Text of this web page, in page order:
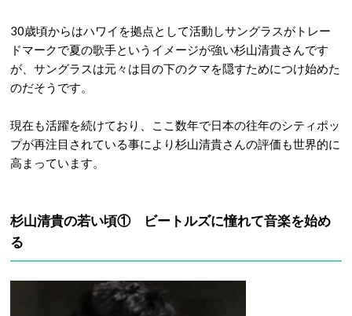
30歳頃からはハワイを拠点として活動しサングラスがトレー
ドマークで夏の歌手というイメージが強い杉山清貴さんです
が、サングラスは元々は目の下のクマを隠すためにつけ始めた
のだそうです。
現在も活躍を続けており、ここ数年で日本の往年のシティポッ
プが再注目されている事により杉山清貴さんの評価も世界的に
高まっています。
杉山清貴の若い頃① ビートルズに憧れて音楽を始め
る